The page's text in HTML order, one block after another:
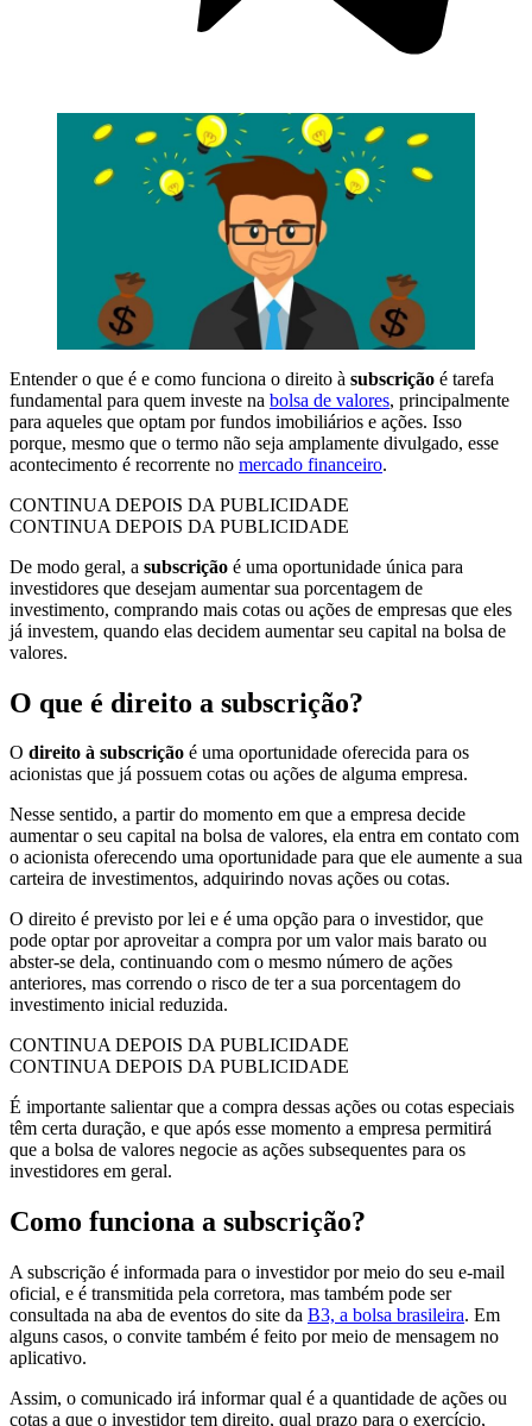
Entender o que é e como funciona o direito à subscrição é tarefa
fundamental para quem investe na bolsa de valores, principalmente
para aqueles que optam por fundos imobiliários e ações. Isso
porque, mesmo que o termo não seja amplamente divulgado, esse
acontecimento é recorrente no mercado financeiro.
CONTINUA DEPOIS DA PUBLICIDADE
CONTINUA DEPOIS DA PUBLICIDADE
De modo geral, a subscrição é uma oportunidade única para
investidores que desejam aumentar sua porcentagem de
investimento, comprando mais cotas ou ações de empresas que eles
já investem, quando elas decidem aumentar seu capital na bolsa de
valores.
O que é direito a subscrição?
O direito à subscrição é uma oportunidade oferecida para os
acionistas que já possuem cotas ou ações de alguma empresa.
Nesse sentido, a partir do momento em que a empresa decide
aumentar o seu capital na bolsa de valores, ela entra em contato com
o acionista oferecendo uma oportunidade para que ele aumente a sua
carteira de investimentos, adquirindo novas ações ou cotas.
O direito é previsto por lei e é uma opção para o investidor, que
pode optar por aproveitar a compra por um valor mais barato ou
abster-se dela, continuando com o mesmo número de ações
anteriores, mas correndo o risco de ter a sua porcentagem do
investimento inicial reduzida.
CONTINUA DEPOIS DA PUBLICIDADE
CONTINUA DEPOIS DA PUBLICIDADE
É importante salientar que a compra dessas ações ou cotas especiais
têm certa duração, e que após esse momento a empresa permitirá
que a bolsa de valores negocie as ações subsequentes para os
investidores em geral.
Como funciona a subscrição?
A subscrição é informada para o investidor por meio do seu e-mail
oficial, e é transmitida pela corretora, mas também pode ser
consultada na aba de eventos do site da B3, a bolsa brasileira. Em
alguns casos, o convite também é feito por meio de mensagem no
aplicativo.
Assim, o comunicado irá informar qual é a quantidade de ações ou
cotas a que o investidor tem direito, qual prazo para o exercício,